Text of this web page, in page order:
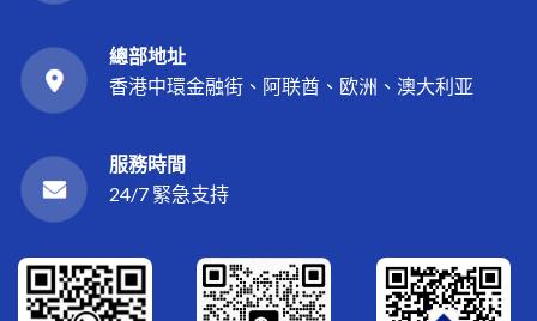
總部地址
香港中環金融街、阿联酋、欧洲、澳大利亚
服務時間
24/7 緊急支持